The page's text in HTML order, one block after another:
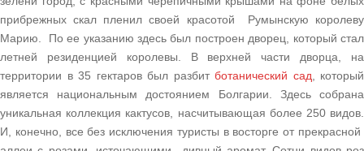
прибрежных скал пленил своей красотой Румынскую королеву
Марию. По ее указанию здесь был построен дворец, который стал
летней резиденцией королевы. В верхней части дворца, на
территории в 35 гектаров был разбит ботанический сад , который
является национальным достоянием Болгарии. Здесь собрана
уникальная коллекция кактусов, насчитывающая более 250 видов.
И, конечно, все без исключения туристы в восторге от прекрасной